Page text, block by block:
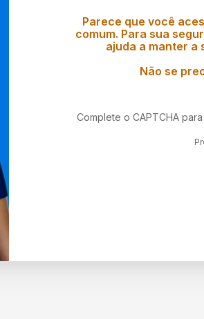
Parece que você
comum. Para sua
ajuda a manter a
Não se
Complete o CAPTCHA